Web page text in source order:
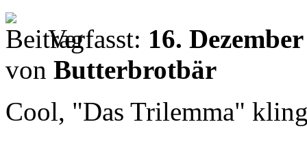
Verfasst: 16.
von Butterbrotbär
Cool, "Das Trilemma"